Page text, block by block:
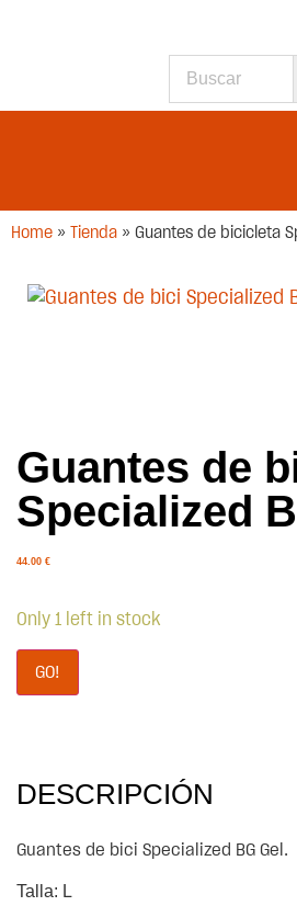
Home » Tienda » Guantes de bicicleta
Guantes de
Specialized
44.00 €
Only 1 left in stock
GO!
DESCRIPCIÓN
Guantes de bici Specialized BG Gel.
Talla: L